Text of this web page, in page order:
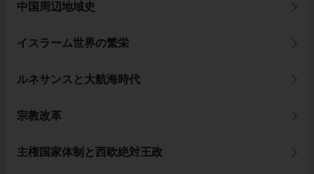
中国周辺地域史
イスラーム世界の繁栄
ルネサンスと大航海時代
宗教改革
主権国家体制と西欧絶対王政